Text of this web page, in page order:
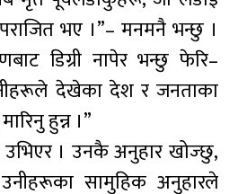
भए ।”– मनमनै भन्छु ।
डिग्री नापेर भन्छु फेरि–
देखेका देश र जनताका
हुन्न ।”
उभिएर । उनकै अनुहार खोज्छु,
सामुहिक अनुहारले